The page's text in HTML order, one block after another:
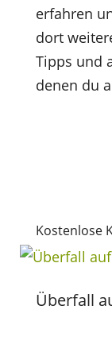
erfahren
dort
Tipps und
denen du
Kostenlose
Überfall